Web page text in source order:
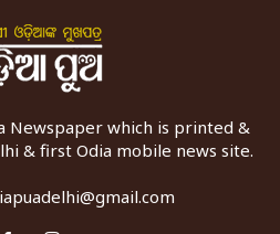
Newspaper which is printed &
& first Odia mobile news site.